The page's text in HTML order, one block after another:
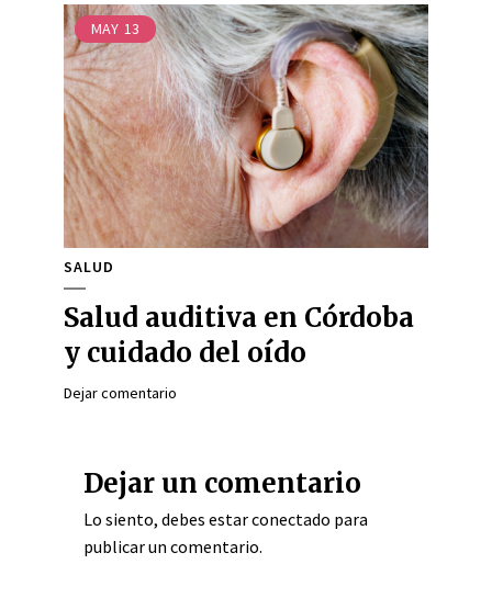
MAY 13
SALUD
Salud auditiva en Córdoba
y cuidado del oído
Dejar comentario
Dejar un comentario
Lo siento, debes estarconectado para
publicar un comentario.